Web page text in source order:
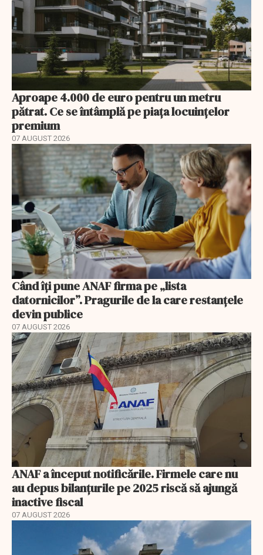
Aproape 4.000 de euro pentru un metru
pătrat. Ce se întâmplă pe piața locuințelor
premium
07 AUGUST 2026
Când îți pune ANAF firma pe „lista
datornicilor”. Pragurile de la care restanțele
devin publice
07 AUGUST 2026
ANAF a început notificările. Firmele care nu
au depus bilanțurile pe 2025 riscă să ajungă
inactive fiscal
07 AUGUST 2026